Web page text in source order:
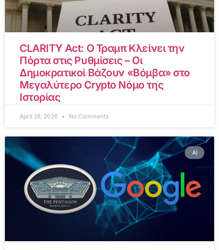
CLARITY Act: Ο Τραμπ Κλείνει την
Πόρτα στις Ρυθμίσεις – Οι
Δημοκρατικοί Βάζουν «Βόμβα» στο
Μεγαλύτερο Crypto Νόμο της
Ιστορίας
April 28, 2026 No Comments
AI